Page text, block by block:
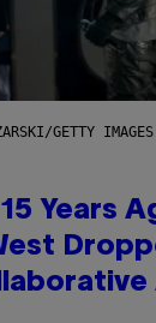
GETTY
Years